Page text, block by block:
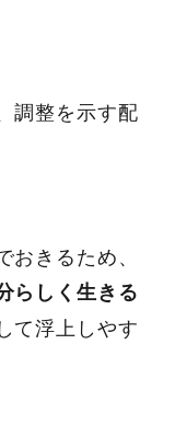
調整を示す配
きるため、
らしく生きる
て浮上しやす